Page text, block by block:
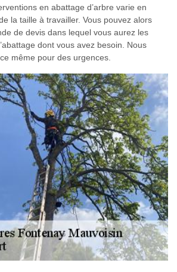
en abattage d’arbre varie en
la taille à travailler. Vous pouvez alors
de devis dans lequel vous aurez les
dont vous avez besoin. Nous
même pour des urgences.